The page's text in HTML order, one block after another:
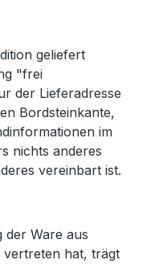
geliefert
"frei
der Lieferadresse
Bordsteinkante,
im
nichts anderes
vereinbart ist.
der Ware aus
vertreten hat, trägt